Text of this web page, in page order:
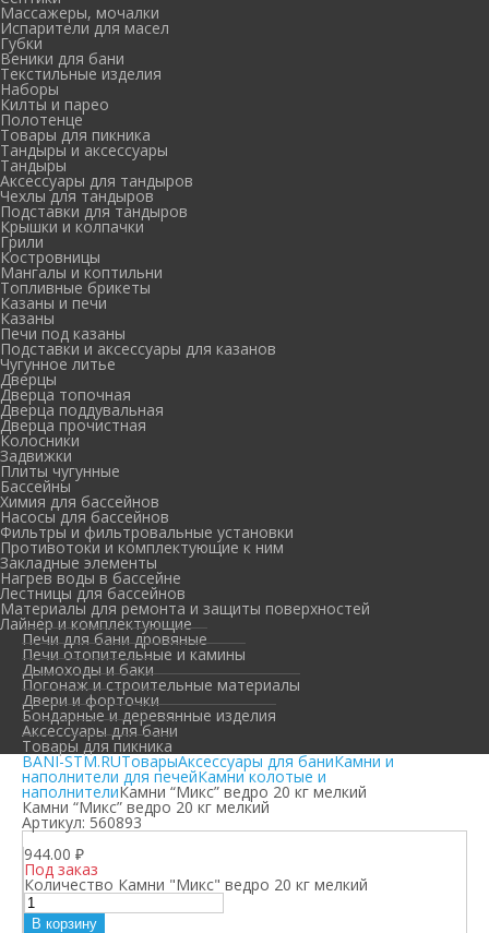
Массажеры, мочалки
Испарители для масел
Губки
Веники для бани
Текстильные изделия
Наборы
Килты и парео
Полотенце
Товары для пикника
Тандыры и аксессуары
Тандыры
Аксессуары для тандыров
Чехлы для тандыров
Подставки для тандыров
Крышки и колпачки
Грили
Костровницы
Мангалы и коптильни
Топливные брикеты
Казаны и печи
Казаны
Печи под казаны
Подставки и аксессуары для казанов
Чугунное литье
Дверцы
Дверца топочная
Дверца поддувальная
Дверца прочистная
Колосники
Задвижки
Плиты чугунные
Бассейны
Химия для бассейнов
Насосы для бассейнов
Фильтры и фильтровальные установки
Противотоки и комплектующие к ним
Закладные элементы
Нагрев воды в бассейне
Лестницы для бассейнов
Материалы для ремонта и защиты поверхностей
Лайнер и комплектующие
Печи для бани дровяные
Печи отопительные и камины
Дымоходы и баки
Погонаж и строительные материалы
Двери и форточки
Бондарные и деревянные изделия
Аксессуары для бани
Товары для пикника
BANI-STM.RUТоварыАксессуары для баниКамни и
наполнители для печейКамни колотые и
наполнителиКамни “Микс” ведро 20 кг мелкий
Камни “Микс” ведро 20 кг мелкий
Артикул: 560893
944.00 ₽
Под заказ
Количество Камни "Микс" ведро 20 кг мелкий
В корзину